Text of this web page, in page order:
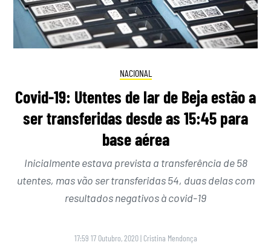
NACIONAL
Covid-19: Utentes de lar de Beja estão a
ser transferidas desde as 15:45 para
base aérea
Inicialmente estava prevista a transferência de 58
utentes, mas vão ser transferidas 54, duas delas com
resultados negativos à covid-19
17:59 17 Outubro, 2020 | Cristina Mendonça